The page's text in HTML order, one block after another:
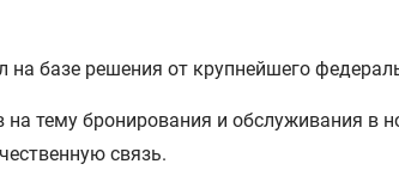
на базе решения от крупнейшего
тему бронирования и обслуживания в
связь.